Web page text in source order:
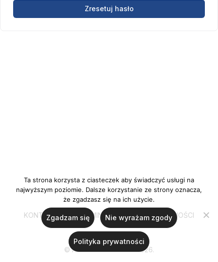
Zresetuj hasło
KONTAKT REGULAMIN POLITYKA PRYWATNOŚCI
© Ania Ulanicka 2020-2026.
Ta strona korzysta z ciasteczek aby świadczyć usługi na
najwyższym poziomie. Dalsze korzystanie ze strony oznacza,
że zgadzasz się na ich użycie.
Zgadzam się Nie wyrażam zgody
Polityka prywatności